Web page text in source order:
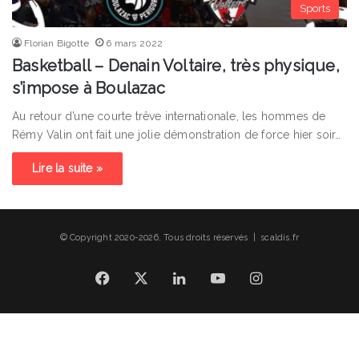
Sports
Florian Bigotte 6 mars 2022
Basketball – Denain Voltaire, très physique,
s’impose à Boulazac
Au retour d’une courte trêve internationale, les hommes de
Rémy Valin ont fait une jolie démonstration de force hier soir…
Lire la suite »
© Copyright 2020-2026, Tous droits réservés | scaldis.fr
Facebook LinkedinYouTubeInstagram